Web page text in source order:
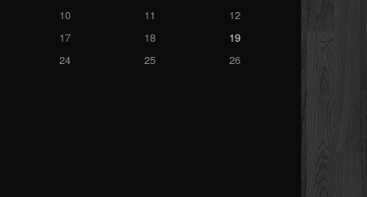
10 11
12
17 18
19
24 25
26